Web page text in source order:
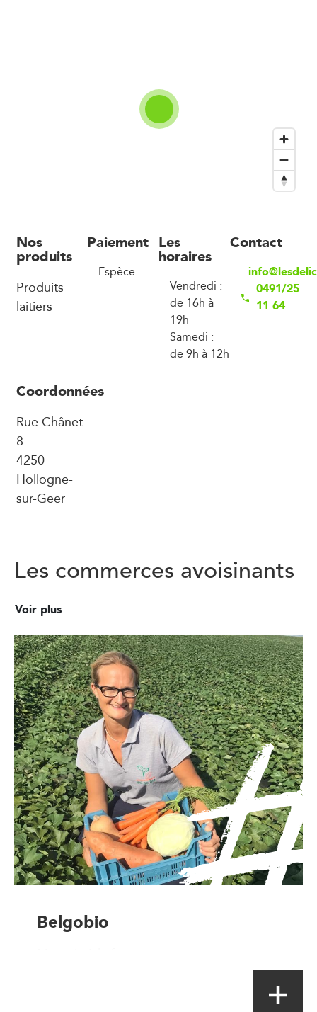
Nos
produits
Produits
laitiers
Paiement
Espèce
Les
horaires
Vendredi :
de 16h à
19h
Samedi :
de 9h à 12h
Contact
0491/25
11 64
Coordonnées
Rue Chânet
8
4250
Hollogne-
sur-Geer
Les commerces avoisinants
Voir plus
Belgobio